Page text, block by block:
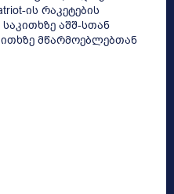
ის რაკეტების
აშშ-სთან
მწარმოებლებთან